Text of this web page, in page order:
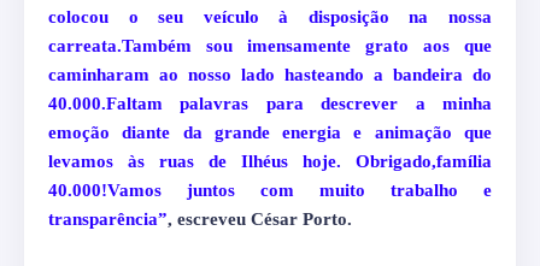
colocou o seu veículo à disposição na nossa
carreata.Também sou imensamente grato aos que
caminharam ao nosso lado hasteando a bandeira do
40.000.Faltam palavras para descrever a minha
emoção diante da grande energia e animação que
levamos às ruas de Ilhéus hoje. Obrigado,família
40.000!Vamos juntos com muito trabalho e
transparência”, escreveu César Porto.